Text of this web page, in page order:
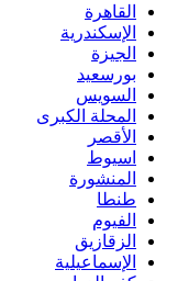
القاهرة
الإسكندرية
الجيزة
بورسعيد
السويس
المحلة الكبرى
الأقصر
اسيوط
المنشورة
طنطا
الفيوم
الزقازيق
الإسماعيلية